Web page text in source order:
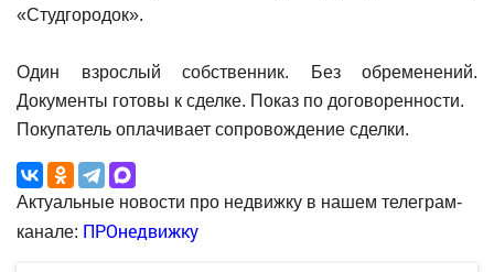
«Студгородок».
Один взрослый собственник. Без обременений.
Документы готовы к сделке. Показ по договоренности.
Покупатель оплачивает сопровождение сделки.
Актуальные новости про недвижку в нашем телеграм-
канале: ПРОнедвижку